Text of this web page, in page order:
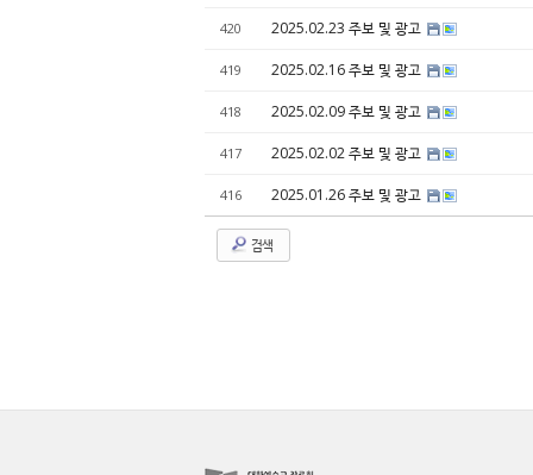
420 2025.02.23 주보 및 광고
419 2025.02.16 주보 및 광고
418 2025.02.09 주보 및 광고
417 2025.02.02 주보 및 광고
416 2025.01.26 주보 및 광고
검색